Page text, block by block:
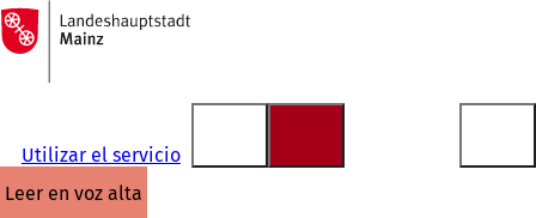
Saltar al contenido
A
la
página
Utilizar el servicio
leer en voz alta